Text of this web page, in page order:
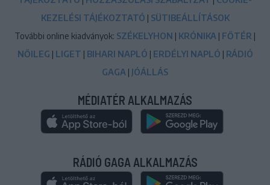
KEZELÉSI TÁJÉKOZTATÓ | SÜTIBEÁLLÍTÁSOK
További online kiadványok: SZÉKELYHON | KRÓNIKA | FŐTÉR |
NŐILEG | LIGET | BIHARI NAPLÓ | ERDÉLYI NAPLÓ | RÁDIÓ
GAGA | JÓÁLLÁS
MÉDIATÉR ALKALMAZÁS
RÁDIÓ GAGA ALKALMAZÁS